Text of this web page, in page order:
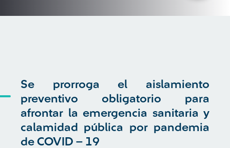
Se prorroga el aislamiento
preventivo obligatorio para
afrontar la emergencia sanitaria y
calamidad pública por pandemia
de COVID – 19